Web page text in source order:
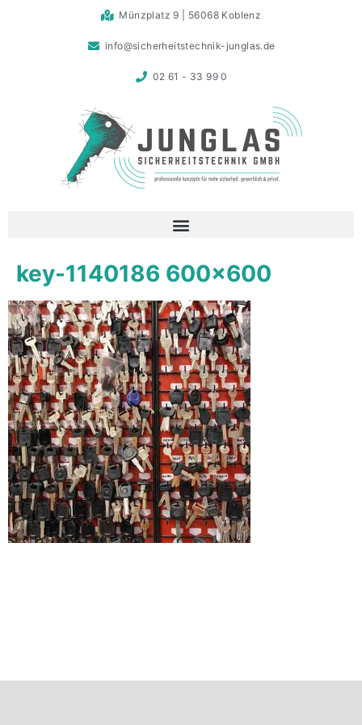
Münzplatz 9 | 56068 Koblenz
info@sicherheitstechnik-junglas.de
02 61 - 33 99 0
key-1140186 600×600